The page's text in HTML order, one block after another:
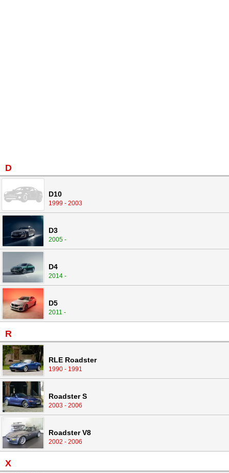
D
D10
1999 - 2003
D3
2005 -
D4
2014 -
D5
2011 -
R
RLE Roadster
1990 - 1991
Roadster S
2003 - 2006
Roadster V8
2002 - 2006
X